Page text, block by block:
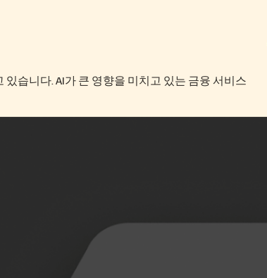
습니다. AI가 큰 영향을 미치고 있는 금융 서비스